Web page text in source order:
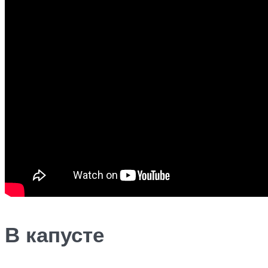
В капусте